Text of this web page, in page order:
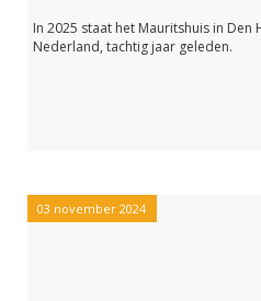
In 2025 staat het Mauritshuis in
Nederland, tachtig jaar geleden.
03 november 2024